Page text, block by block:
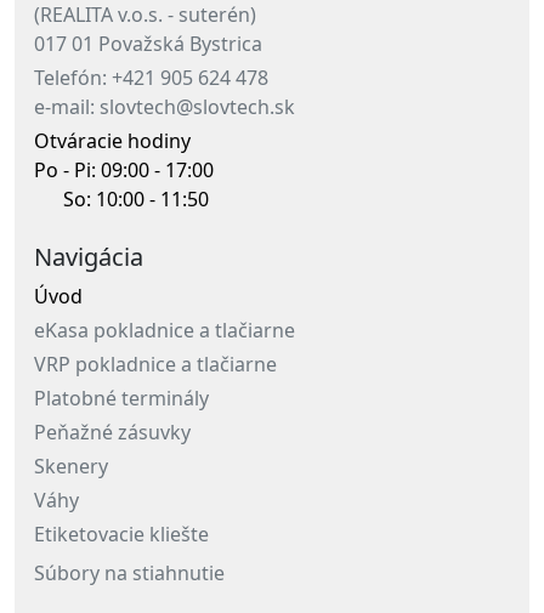
(REALITA v.o.s. - suterén)
017 01 Považská Bystrica
Telefón: +421 905 624 478
e-mail: slovtech@slovtech.sk
Otváracie hodiny
Po - Pi: 09:00 - 17:00
So: 10:00 - 11:50
Navigácia
Úvod
eKasa pokladnice a tlačiarne
VRP pokladnice a tlačiarne
Platobné terminály
Peňažné zásuvky
Skenery
Váhy
Etiketovacie kliešte
Súbory na stiahnutie